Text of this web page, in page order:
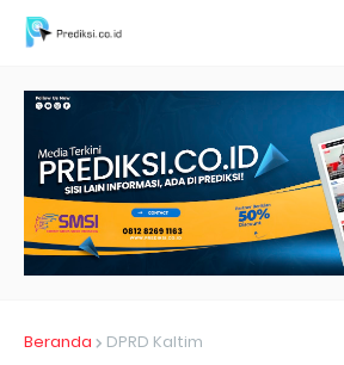
Beranda DPRD Kaltim